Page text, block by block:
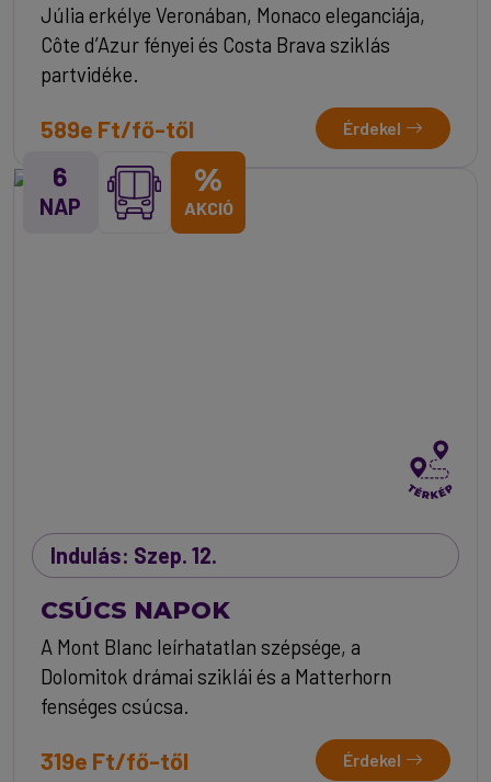
Júlia erkélye Veronában, Monaco eleganciája,
Côte d’Azur fényei és Costa Brava sziklás
partvidéke.
589e Ft/fő-től Érdekel
6
NAP
%
AKCIÓ
Indulás: Szep. 12.
CSÚCS NAPOK
A Mont Blanc leírhatatlan szépsége, a
Dolomitok drámai sziklái és a Matterhorn
fenséges csúcsa.
319e Ft/fő-től Érdekel